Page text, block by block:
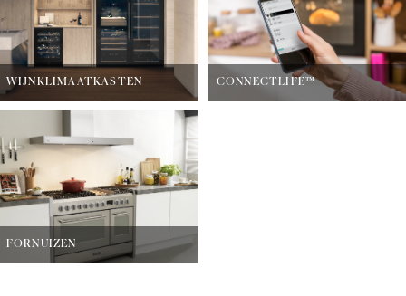
WIJNKLIMAATKASTEN CONNECTLIFE™
FORNUIZEN